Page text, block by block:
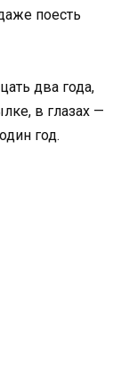
поесть
два года,
в глазах —
год.